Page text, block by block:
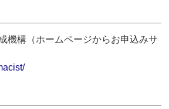
機構（ホームページからお申込みサ